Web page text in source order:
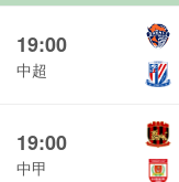
19:00
中超
19:00
中甲